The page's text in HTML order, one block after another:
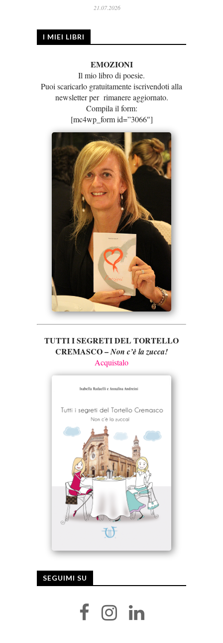
21.07.2026
I MIEI LIBRI
EMOZIONI
Il mio libro di poesie.
Puoi scaricarlo gratuitamente iscrivendoti alla
newsletter per rimanere aggiornato.
Compila il form:
[mc4wp_form id=”3066″]
TUTTI I SEGRETI DEL TORTELLO
CREMASCO –Non c’è la zucca!
Acquistalo
SEGUIMI SU